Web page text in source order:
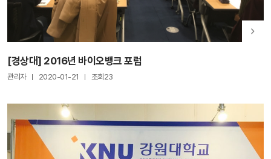
[경상대] 2016년 바이오뱅크 포럼
관리자 2020-01-21 조회23